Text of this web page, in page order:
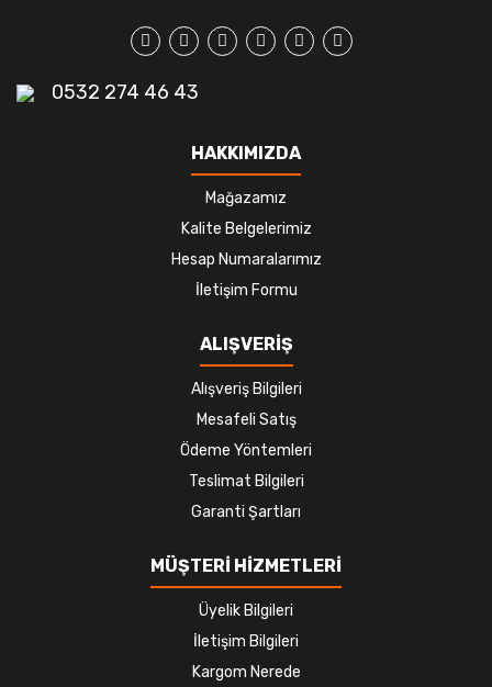
0532 274 46 43
HAKKIMIZDA
Mağazamız
Kalite Belgelerimiz
Hesap Numaralarımız
İletişim Formu
ALIŞVERİŞ
Alışveriş Bilgileri
Mesafeli Satış
Ödeme Yöntemleri
Teslimat Bilgileri
Garanti Şartları
MÜŞTERİ HİZMETLERİ
Üyelik Bilgileri
İletişim Bilgileri
Kargom Nerede